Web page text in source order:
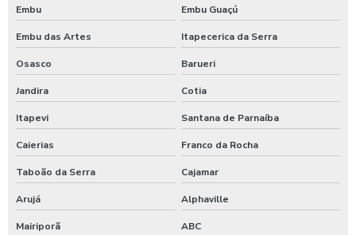
Kit café da manhã corporativo
Kit café da manhã individual para empresas
Kit café da manhã para empresas
Kit lanche corporativo
Kit lanche empresarial
Kit lanche para empresas
Embu Embu Guaçú
Embu das Artes Itapecerica da Serra
Osasco Barueri
Jandira Cotia
Itapevi Santana de Parnaíba
Caierias Franco da Rocha
Taboão da Serra Cajamar
Arujá Alphaville
Mairiporã ABC